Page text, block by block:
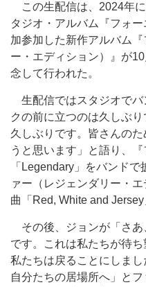
この生配信は、2024年
タジオ・アルバム『フォ
加参加した新作アルバム
ー・エディション）』が
念して行われた。
生配信ではスタジオでバ
クの前に立つのは久しぶ
久しぶりです。皆さんの
うと思います」と語り、
「Legendary」をバンド
ァー（レジェンダリー・
曲「Red, White and Jersey
その後、ジョンが「さあ
です。これは私たちが待ち
私たちは戻ることにしまし
自分たちの居場所へ」と